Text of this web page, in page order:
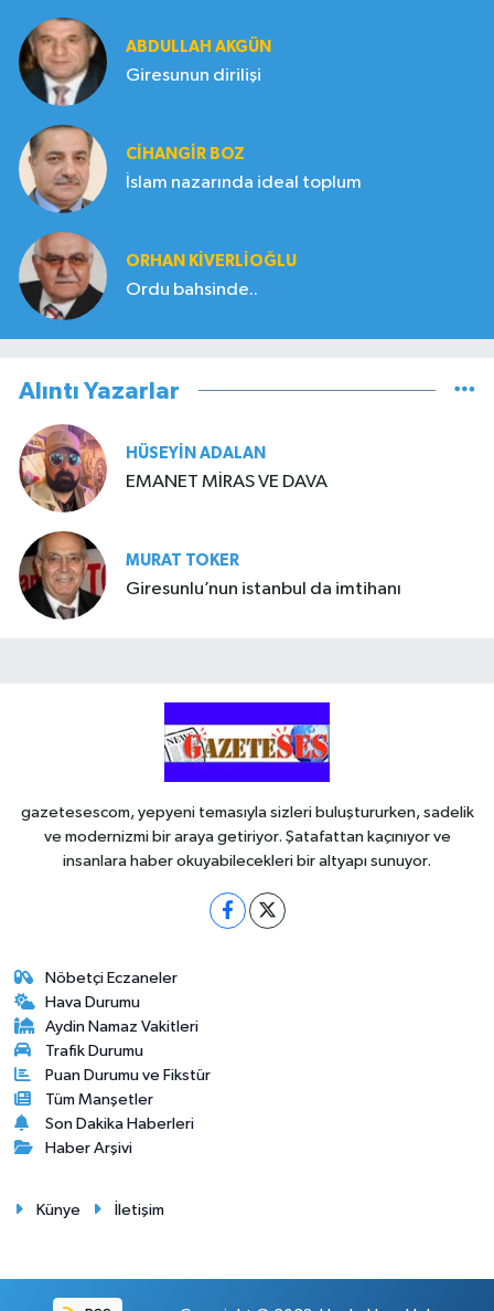
ABDULLAH AKGÜN
Giresunun dirilişi
CIHANGIR BOZ
İslam nazarında ideal toplum
ORHAN KIVERLIOĞLU
Ordu bahsinde..
Alıntı Yazarlar
HÜSEYIN ADALAN
EMANET MİRAS VE DAVA
MURAT TOKER
Giresunlu’nun istanbul da imtihanı
gazetesescom, yepyeni temasıyla sizleri buluştururken, sadelik
ve modernizmi bir araya getiriyor. Şatafattan kaçınıyor ve
insanlara haber okuyabilecekleri bir altyapı sunuyor.
Nöbetçi Eczaneler
Hava Durumu
Aydin Namaz Vakitleri
Trafik Durumu
Puan Durumu ve Fikstür
Tüm Manşetler
Son Dakika Haberleri
Haber Arşivi
Künye İletişim